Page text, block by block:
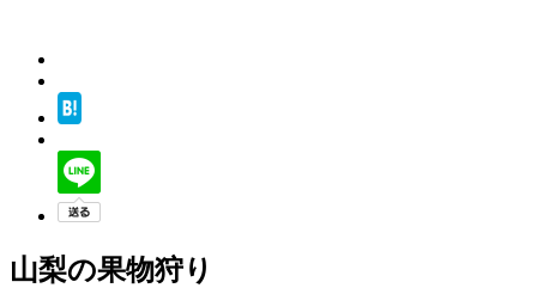
山梨の果物狩り